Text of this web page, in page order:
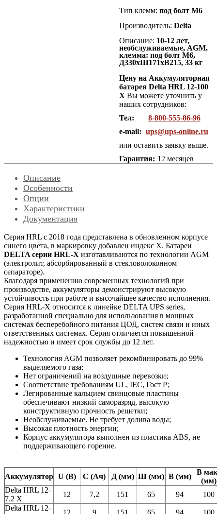
Тип клемм: под болт М6
Производитель: Delta
Описание: 10-12 лет,
необслуживаемые, AGM,
клемма: под болт М6,
Д330хШ171хВ215, 33 кг
Цену на Аккумуляторная
батарея Delta HRL 12-100
X Вы можете уточнить у
наших сотрудников:
Тел:
8-800-555-86-96
e-mail: ups@ups-online.ru
или оставить заявку выше.
Гарантия: 12 месяцев
Описание
Особенности
Опции
Характеристики
Документация
Серия HRL с 2018 года представлена в обновленном корпусе
синего цвета, в маркировку добавлен индекс X. Батареи
DELTA серии HRL-X изготавливаются по технологии AGM
(электролит, абсорбированный в стекловолоконном
сепараторе).
Благодаря применению современных технологий при
производстве, аккумуляторы демонстрируют высокую
устойчивость при работе и высочайшее качество исполнения.
Серия HRL-X относится к линейке DELTA UPS series,
разработанной специально для использования в мощных
системах бесперебойного питания ЦОД, систем связи и иных
ответственных системах. Серия отличается повышенной
надежностью и имеет срок службы до 12 лет.
Технология AGM позволяет рекомбинировать до 99%
выделяемого газа;
Нет ограничений на воздушные перевозки;
Соответствие требованиям UL, IEC, Гост Р;
Легированные кальцием свинцовые пластины
обеспечивают низкий саморазряд, высокую
конструктивную прочность решетки;
Необслуживаемые. Не требует долива воды;
Высокая плотность энергии;
Корпус аккумулятора выполнен из пластика ABS, не
поддерживающего горение.
Аккумулятор U (В) С (Ач) Д (мм) Ш (мм) В (мм)
В
(мм)
Delta HRL 12-
7.2 X
12 7,2 151 65 94
100
Delta HRL 12-
12 9 151 65 94 100